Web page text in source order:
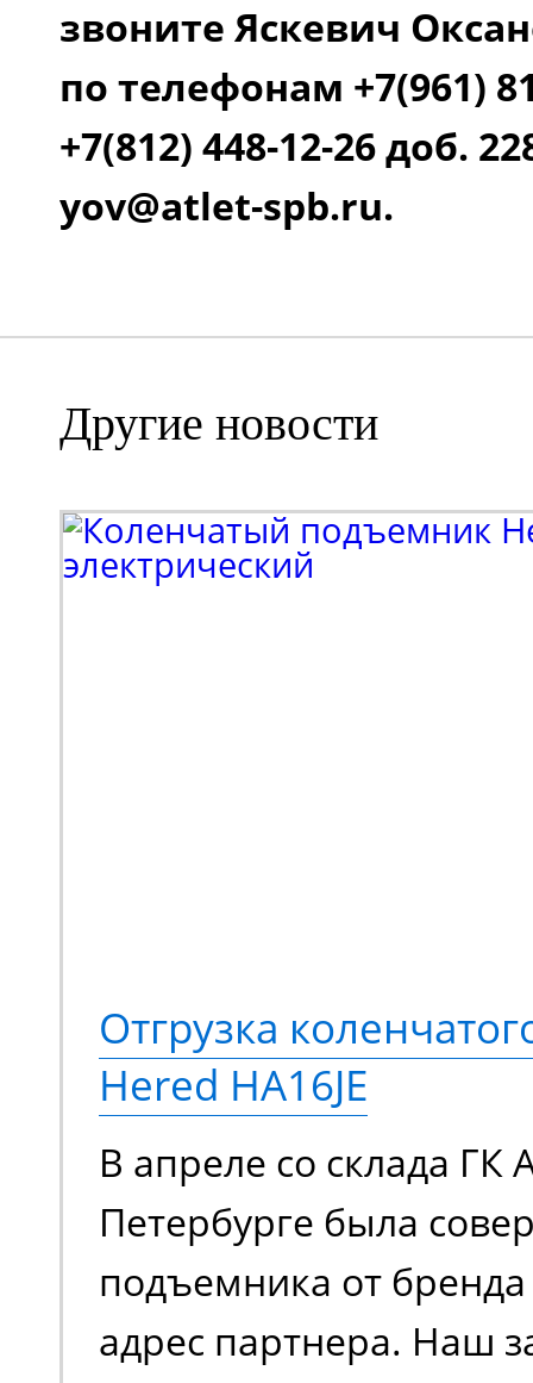
звоните Яскевич
по телефонам +7(961)
+7(812) 448-12-26 доб.
yov@atlet-spb.ru.
Другие новости
Отгрузка
Hered HA16JE
В апреле со склада ГК
Петербурге была
подъемника от
адрес партнера. Наш